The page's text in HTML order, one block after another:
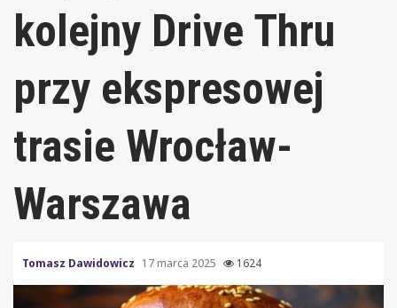
kolejny Drive Thru
przy ekspresowej
trasie Wrocław-
Warszawa
Tomasz Dawidowicz 17 marca 2025 1624